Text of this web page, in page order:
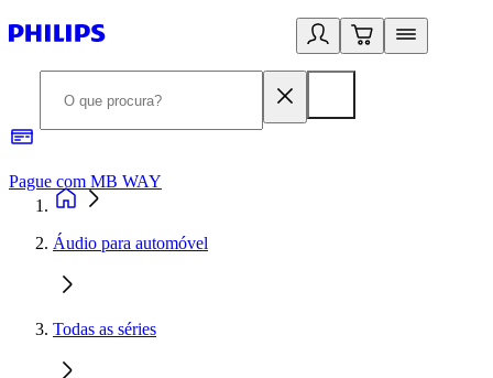
Pague com MB WAY
Áudio para automóvel
Todas as séries